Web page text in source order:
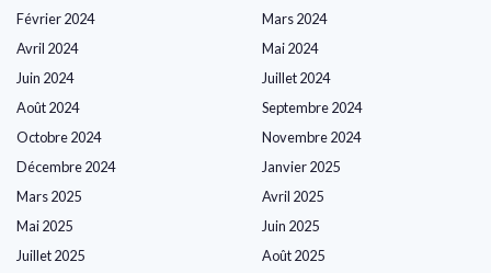
Février 2024
Mars 2024
Avril 2024
Mai 2024
Juin 2024
Juillet 2024
Août 2024
Septembre 2024
Octobre 2024
Novembre 2024
Décembre 2024
Janvier 2025
Mars 2025
Avril 2025
Mai 2025
Juin 2025
Juillet 2025
Août 2025